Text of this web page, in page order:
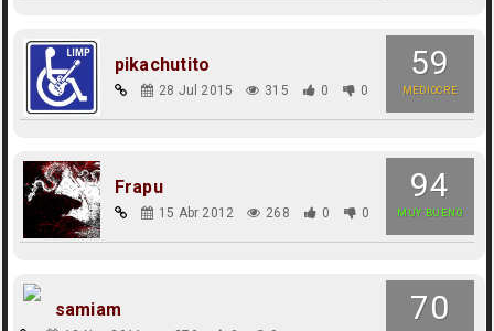
59
MEDIOCRE
pikachutito
28 Jul 2015 315 0 0
94
MUY BUENO
Frapu
15 Abr 2012 268 0 0
70
samiam